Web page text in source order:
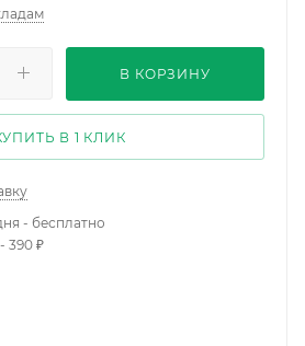
В КОРЗИНУ
В 1 КЛИК
- бесплатно
390 ₽